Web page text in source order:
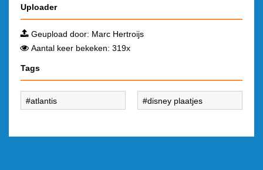
Uploader
Geupload door: Marc Hertroijs
Aantal keer bekeken: 319x
Tags
atlantis disney plaatjes